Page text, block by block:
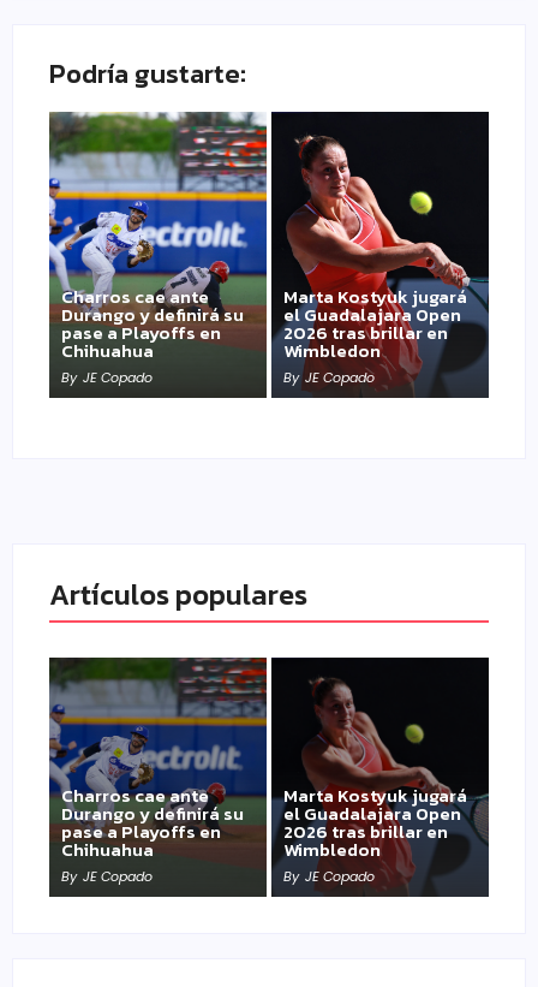
Podría gustarte:
Charros cae ante
Durango y definirá su
pase a Playoffs en
Chihuahua
By JE Copado
Marta Kostyuk jugará
el Guadalajara Open
2026 tras brillar en
Wimbledon
By JE Copado
Artículos populares
Charros cae ante
Durango y definirá su
pase a Playoffs en
Chihuahua
By JE Copado
Marta Kostyuk jugará
el Guadalajara Open
2026 tras brillar en
Wimbledon
By JE Copado